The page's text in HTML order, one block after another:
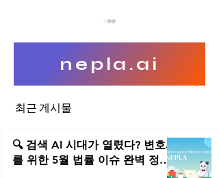
사들
nepla.ai
최근 게시물
🔍 검색 AI 시대가 열렸다? 변호사
를 위한 5월 법률 이슈 완벽 정리 |